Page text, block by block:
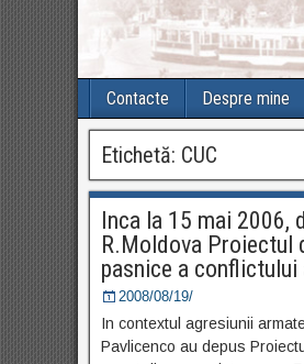
Contacte Despre mine
Etichetă: CUC
Inca la 15 mai 2006,
R.Moldova Proiectul
pasnice a
2008/08/19/
In contextul agresiunii
Pavlicenco au depus